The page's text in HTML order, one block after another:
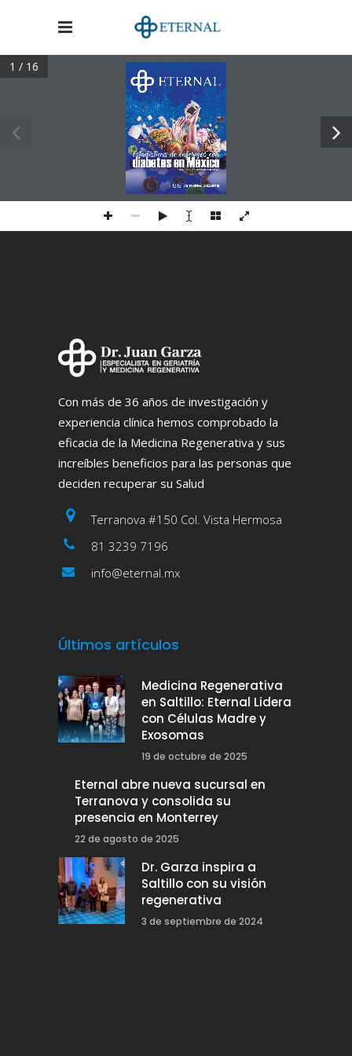
1 / 16
Con más de 36 años de investigación y
experiencia clínica hemos comprobado la
eficacia de la Medicina Regenerativa y sus
increíbles beneficios para las personas que
deciden recuperar su Salud
Terranova #150 Col. Vista Hermosa
81 3239 7196
info@eternal.mx
Últimos artículos
Medicina Regenerativa
en Saltillo: Eternal Lidera
con Células Madre y
Exosomas
19 de octubre de 2025
Eternal abre nueva sucursal en
Terranova y consolida su
presencia en Monterrey
22 de agosto de 2025
Dr. Garza inspira a
Saltillo con su visión
regenerativa
3 de septiembre de 2024